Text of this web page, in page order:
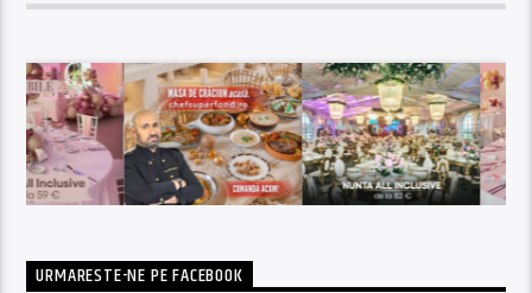
URMARESTE-NE PE FACEBOOK